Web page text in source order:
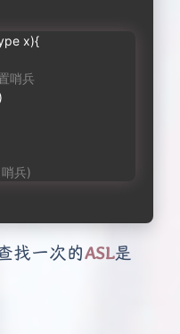
x){
哨兵
兵)
找一次的ASL是